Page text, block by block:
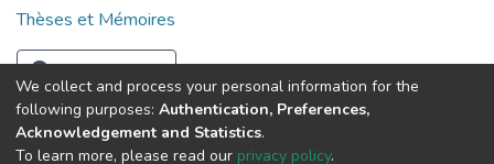
Thèses et Mémoires
Full item page
© 2025 ENSSMAL – Tous droits réservés.
We collect and process your personal information for the
following purposes: Authentication, Preferences,
Acknowledgement and Statistics.
To learn more, please read our privacy policy.